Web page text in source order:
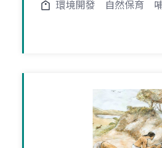
環境開發 自然保育